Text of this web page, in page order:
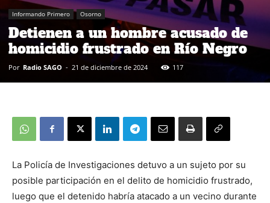
Informando Primero Osorno
Detienen a un hombre acusado de
homicidio frustrado en Río Negro
Por Radio SAGO - 21 de diciembre de 2024 117
La Policía de Investigaciones detuvo a un sujeto por su
posible participación en el delito de homicidio frustrado,
luego que el detenido habría atacado a un vecino durante